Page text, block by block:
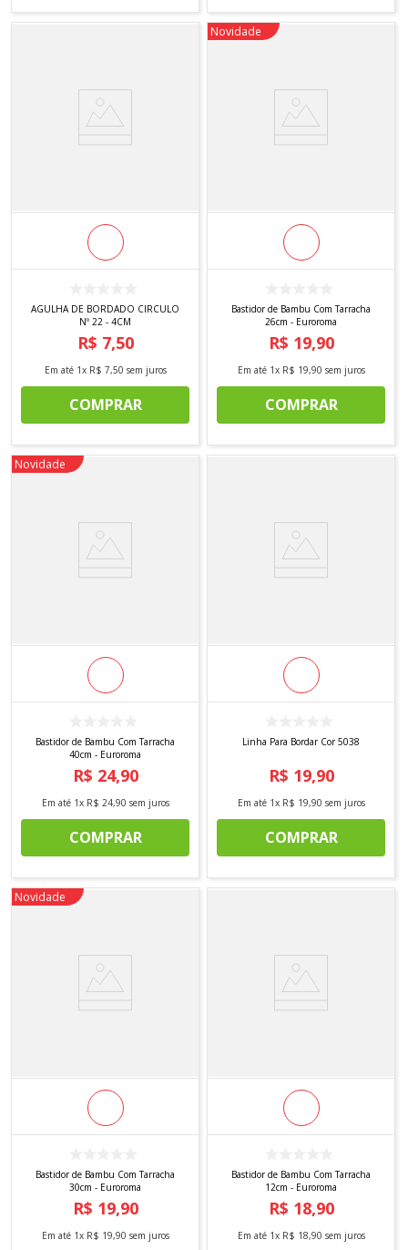
AGULHA DE BORDADO CIRCULO
Nº 22 - 4CM
R$ 7,50
Em até 1x R$ 7,50 sem juros
COMPRAR
Novidade
Bastidor de Bambu Com Tarracha
26cm - Euroroma
R$ 19,90
Em até 1x R$ 19,90 sem juros
COMPRAR
Novidade
Bastidor de Bambu Com Tarracha
40cm - Euroroma
R$ 24,90
Em até 1x R$ 24,90 sem juros
COMPRAR
Linha Para Bordar Cor 5038
R$ 19,90
Em até 1x R$ 19,90 sem juros
COMPRAR
Novidade
Bastidor de Bambu Com Tarracha
30cm - Euroroma
R$ 19,90
Em até 1x R$ 19,90 sem juros
Bastidor de Bambu Com Tarracha
12cm - Euroroma
R$ 18,90
Em até 1x R$ 18,90 sem juros